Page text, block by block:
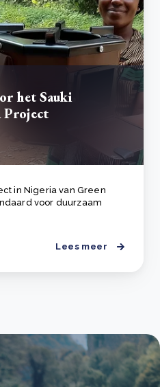
het Sauki
Project
in Nigeria van Green
voor duurzaam
Lees meer